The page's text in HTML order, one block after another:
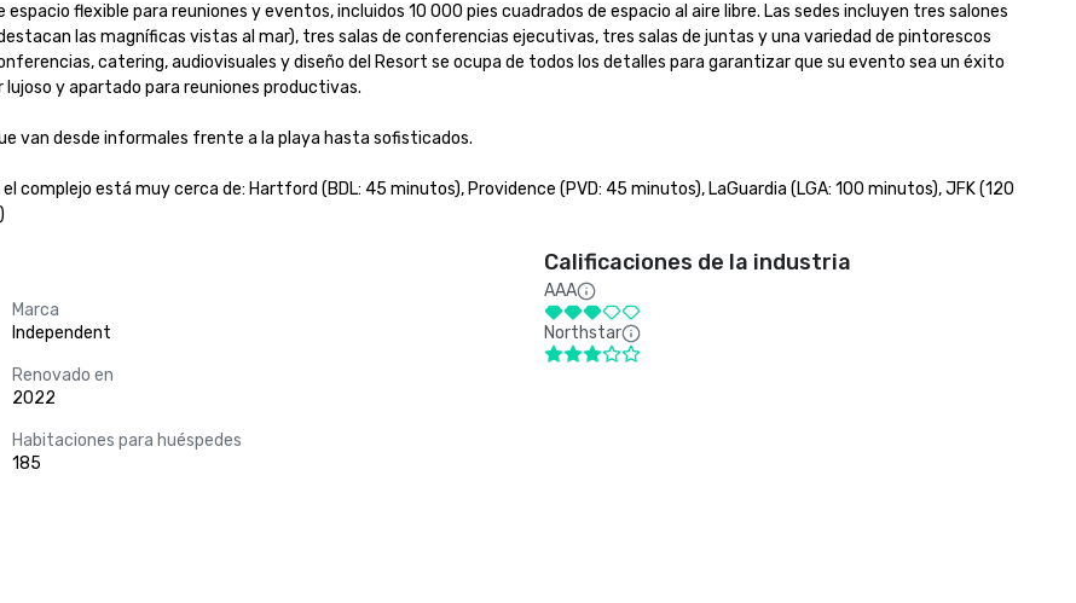
flexible para reuniones y eventos, incluidos 10 000 pies cuadrados de espacio al aire libre. Las sedes incluyen tres salones
las magníficas vistas al mar), tres salas de conferencias ejecutivas, tres salas de juntas y una variedad de pintorescos
catering, audiovisuales y diseño del Resort se ocupa de todos los detalles para garantizar que su evento sea un éxito
y apartado para reuniones productivas.
van desde informales frente a la playa hasta sofisticados.
complejo está muy cerca de: Hartford (BDL: 45 minutos), Providence (PVD: 45 minutos), LaGuardia (LGA: 100 minutos), JFK (120
Marca
Independent
Renovado en
2022
Habitaciones para huéspedes
185
Calificaciones de la industria
AAA
Northstar